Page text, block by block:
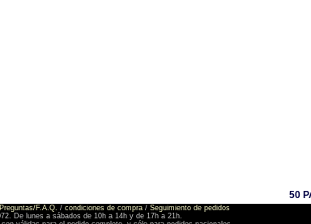
50
Preguntas/F.A.Q. / condiciones de compra / Seguimiento de pedidos
De lunes a sábados de 10h a 14h y de 17h a 21h.